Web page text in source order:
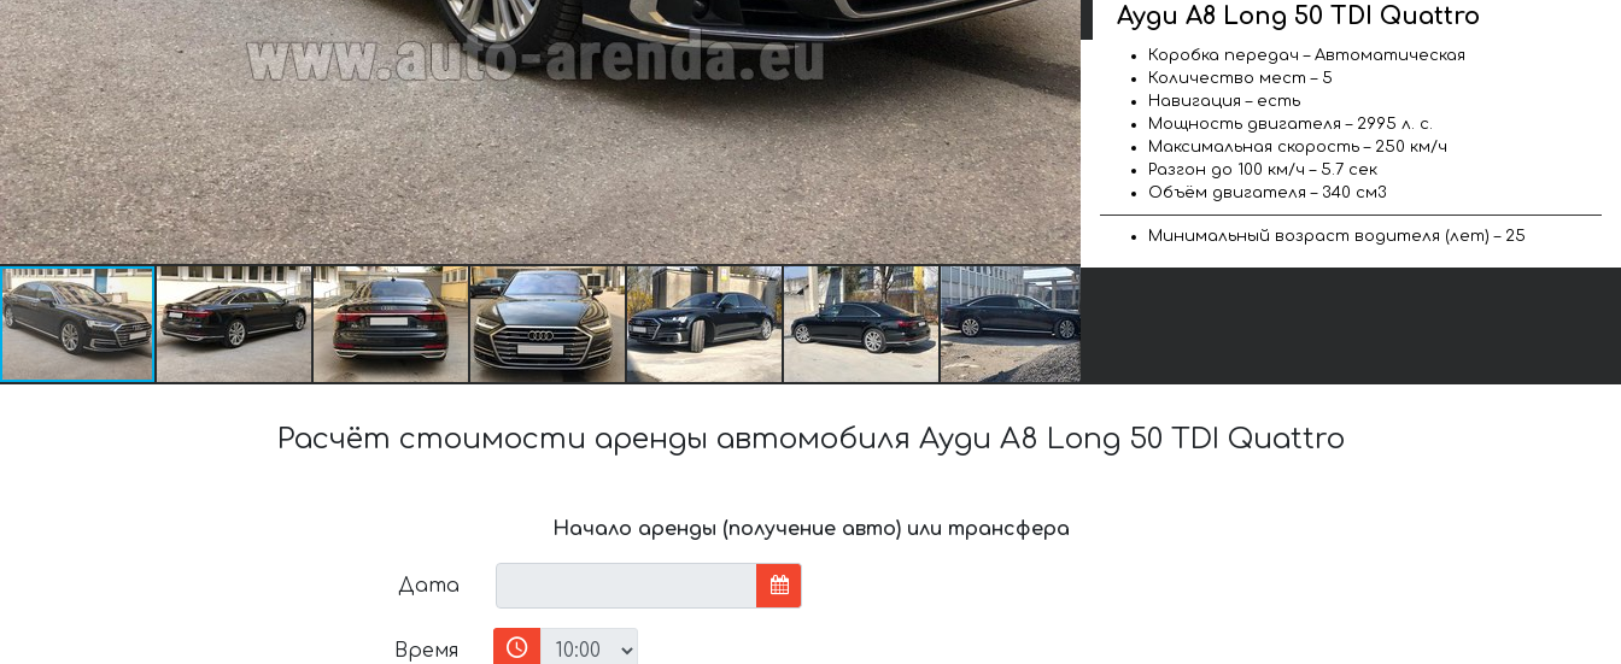
Ауди A8 Long 50 TDI Quattro
Коробка передач – Автоматическая
Количество мест – 5
Навигация – есть
Мощность двигателя – 2995 л. с.
Максимальная скорость – 250 км/ч
Разгон до 100 км/ч – 5.7 сек
Объём двигателя – 340 см3
Минимальный возраст водителя (лет) – 25
Расчёт стоимости аренды автомобиля Ауди A8 Long 50 TDI Quattro
Начало аренды (получение авто) или трансфера
Дата
Время